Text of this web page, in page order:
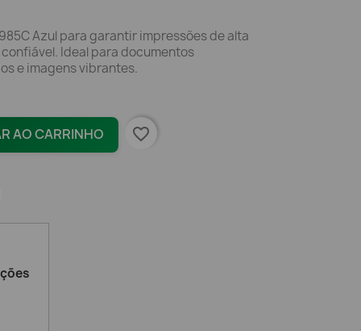
Azul para garantir impressões de alta
Ideal para documentos
e imagens vibrantes.
AO CARRINHO favorite_border